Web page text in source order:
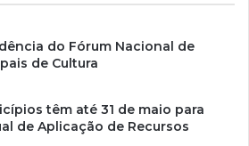
do Fórum Nacional de
de Cultura
têm até 31 de maio para
de Aplicação de Recursos